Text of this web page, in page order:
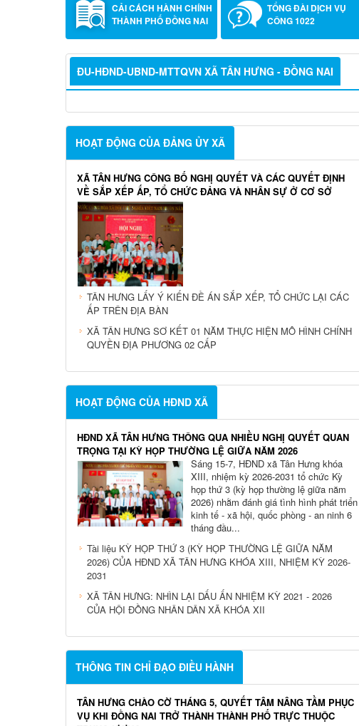
CHUYỂN ĐỔI SỐ XÃ TÂN
HƯNG
DỊCH VỤ CÔNG TRỰC
TUYẾN
THÀNH PHỐ ĐỒNG NAI
CÔNG 1022
ĐU-HĐND-UBND-MTTQVN XÃ TÂN HƯNG - ĐỒNG NAI
HOẠT ĐỘNG CỦA ĐẢNG ỦY XÃ
XÃ TÂN HƯNG CÔNG BỐ NGHỊ QUYẾT VÀ CÁC QUYẾT ĐỊNH
VỀ SẮP XẾP ẤP, TỔ CHỨC ĐẢNG VÀ NHÂN SỰ Ở CƠ SỞ
TÂN HƯNG LẤY Ý KIẾN ĐỀ ÁN SẮP XẾP, TỔ CHỨC LẠI CÁC
ẤP TRÊN ĐỊA BÀN
QUYỀN ĐỊA PHƯƠNG 02 CẤP
HOẠT ĐỘNG CỦA HĐND XÃ
HĐND XÃ TÂN HƯNG THÔNG QUA NHIỀU NGHỊ QUYẾT QUAN
TRỌNG TẠI KỲ HỌP THƯỜNG LỆ GIỮA NĂM 2026
Sáng 15-7, HĐND xã Tân Hưng khóa
XIII, nhiệm kỳ 2026-2031 tổ chức Kỳ
2026) nhằm đánh giá tình hình phát triển
kinh tế - xã hội, quốc phòng - an ninh 6
2026) CỦA HĐND XÃ TÂN HƯNG KHÓA XIII, NHIỆM KỲ 2026-
2031
CỦA HỘI ĐỒNG NHÂN DÂN XÃ KHÓA XII